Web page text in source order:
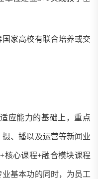
家高校有联合培养或交
应能力的基础上，重点
、播以及运营等新闻业
+核心课程+融合模块课程
基本功的同时，为员工